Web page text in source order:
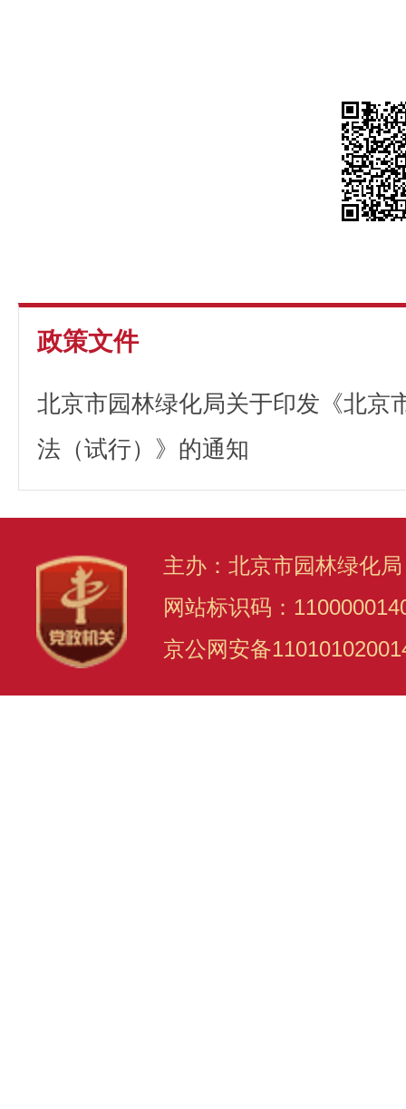
政策文件
北京市园林绿化局关于印发《北京
法（试行）》的通知
主办：北京市园林绿化
网站标识码：
京公网安备